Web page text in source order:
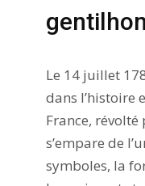
Le 14 juillet
dans l’histoire
France,
s’empare de
symboles, la